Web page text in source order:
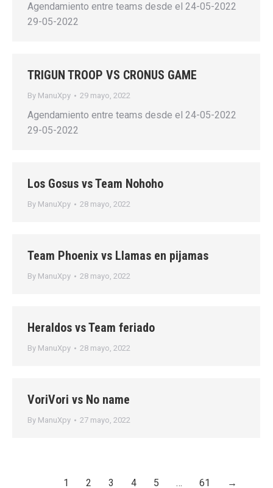
Agendamiento entre teams desde el 24-05-2022
29-05-2022
TRIGUN TROOP VS CRONUS GAME
By ManuXpy 29 mayo, 2022
Agendamiento entre teams desde el 24-05-2022
29-05-2022
Los Gosus vs Team Nohoho
By ManuXpy 28 mayo, 2022
Team Phoenix vs Llamas en pijamas
By ManuXpy 28 mayo, 2022
Heraldos vs Team feriado
By ManuXpy 28 mayo, 2022
VoriVori vs No name
By ManuXpy 27 mayo, 2022
1 2 3 4 5 … 61 →